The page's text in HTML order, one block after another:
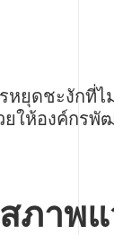
ยุดชะงักที่ไ
ให้องค์กรพั
ภาพ